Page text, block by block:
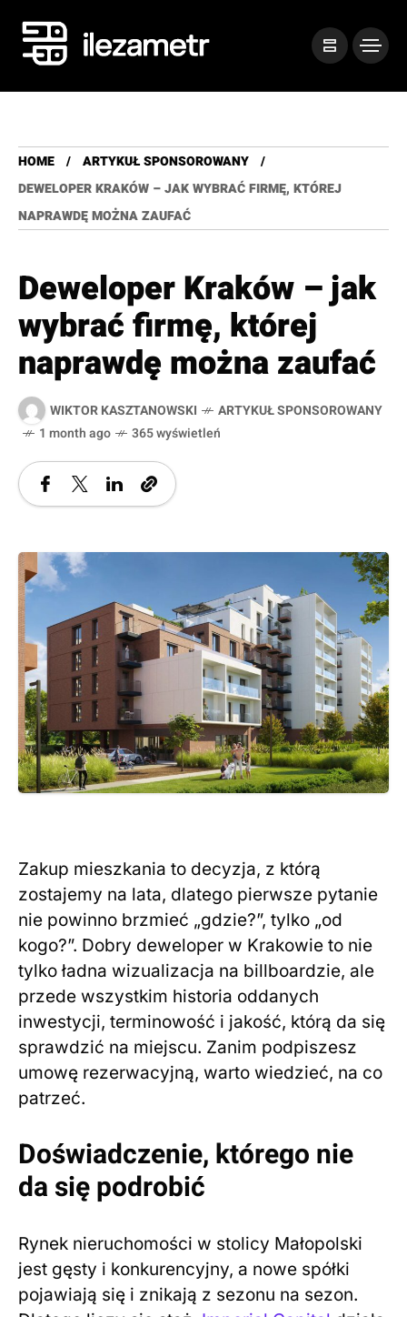
HOME
ARTYKUŁ SPONSOROWANY
DEWELOPER KRAKÓW – JAK WYBRAĆ FIRMĘ, KTÓREJ
NAPRAWDĘ MOŻNA ZAUFAĆ
Deweloper Kraków – jak
wybrać firmę, której
naprawdę można zaufać
WIKTOR KASZTANOWSKI
ARTYKUŁ SPONSOROWANY
1 month ago
365 wyświetleń
Zakup mieszkania to decyzja, z którą
zostajemy na lata, dlatego pierwsze pytanie
nie powinno brzmieć „gdzie?”, tylko „od
kogo?”. Dobry deweloper w Krakowie to nie
tylko ładna wizualizacja na billboardzie, ale
przede wszystkim historia oddanych
inwestycji, terminowość i jakość, którą da się
sprawdzić na miejscu. Zanim podpiszesz
umowę rezerwacyjną, warto wiedzieć, na co
patrzeć.
Doświadczenie, którego nie
da się podrobić
Rynek nieruchomości w stolicy Małopolski
jest gęsty i konkurencyjny, a nowe spółki
pojawiają się i znikają z sezonu na sezon.